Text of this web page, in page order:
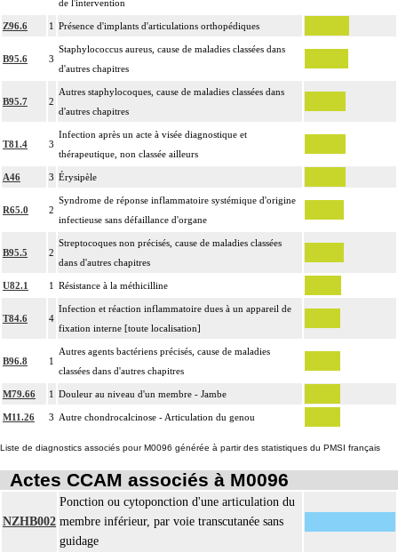
de l'intervention
Z96.6 1 Présence d'implants d'articulations orthopédiques
B95.6 3
Staphylococcus aureus, cause de maladies classées dans
d'autres chapitres
B95.7 2
Autres staphylocoques, cause de maladies classées dans
d'autres chapitres
T81.4 3
Infection après un acte à visée diagnostique et
thérapeutique, non classée ailleurs
A46 3 Érysipèle
R65.0 2
Syndrome de réponse inflammatoire systémique d'origine
infectieuse sans défaillance d'organe
B95.5 2
Streptocoques non précisés, cause de maladies classées
dans d'autres chapitres
U82.1 1 Résistance à la méthicilline
T84.6 4
Infection et réaction inflammatoire dues à un appareil de
fixation interne [toute localisation]
B96.8 1
Autres agents bactériens précisés, cause de maladies
classées dans d'autres chapitres
M79.66 1 Douleur au niveau d'un membre - Jambe
M11.26 3 Autre chondrocalcinose - Articulation du genou
Liste de diagnostics associés pour M0096 générée à partir des statistiques du PMSI français
Actes CCAM associés à M0096
NZHB002
Ponction ou cytoponction d'une articulation du
membre inférieur, par voie transcutanée sans
guidage